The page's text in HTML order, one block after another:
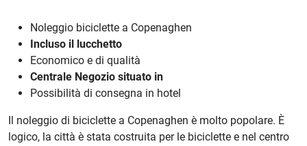
Noleggio biciclette a Copenaghen
Incluso il lucchetto
Economico e di qualità
Centrale Negozio situato in
Possibilità di consegna in hotel
Il noleggio di biciclette a Copenaghen è molto popolare. È
logico, la città è stata costruita per le biciclette e nel centro